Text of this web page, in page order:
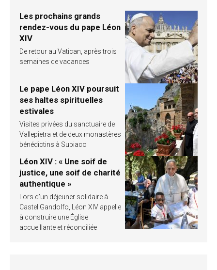
Les prochains grands
rendez-vous du pape Léon
XIV
De retour au Vatican, après trois
semaines de vacances
Le pape Léon XIV poursuit
ses haltes spirituelles
estivales
Visites privées du sanctuaire de
Vallepietra et de deux monastères
bénédictins à Subiaco
Léon XIV : « Une soif de
justice, une soif de charité
authentique »
Lors d’un déjeuner solidaire à
Castel Gandolfo, Léon XIV appelle
à construire une Église
accueillante et réconciliée